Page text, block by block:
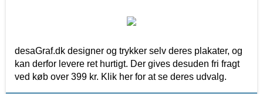
desaGraf.dk designer og trykker selv deres plakater, og
kan derfor levere ret hurtigt. Der gives desuden fri fragt
ved køb over 399 kr. Klik her for at se deres udvalg.